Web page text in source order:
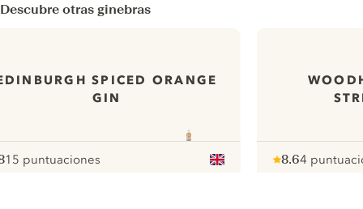
Descubre otras ginebras
SPICED ORANGE
GIN
:
pour
15 puntuaciones
8.6
pour
4